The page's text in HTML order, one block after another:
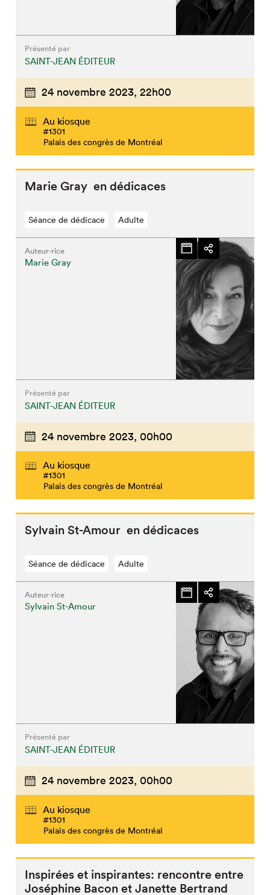
Présenté par
SAINT-JEAN ÉDITEUR
24 novembre 2023, 22h00
Au kiosque
#1301
Palais des congrès de Montréal
Marie Gray en dédicaces
Séance de dédicace Adulte
Auteur·rice
Marie Gray
Présenté par
SAINT-JEAN ÉDITEUR
24 novembre 2023, 00h00
Au kiosque
#1301
Palais des congrès de Montréal
Sylvain St-Amour en dédicaces
Séance de dédicace Adulte
Auteur·rice
Sylvain St-Amour
Présenté par
SAINT-JEAN ÉDITEUR
24 novembre 2023, 00h00
Au kiosque
#1301
Palais des congrès de Montréal
Inspirées et inspirantes: rencontre entre
Joséphine Bacon et Janette Bertrand